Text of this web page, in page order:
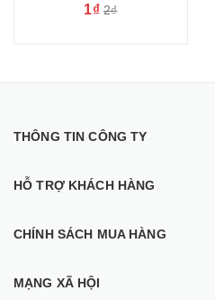
1₫ 2₫
THÔNG TIN CÔNG TY
HỖ TRỢ KHÁCH HÀNG
CHÍNH SÁCH MUA HÀNG
MẠNG XÃ HỘI